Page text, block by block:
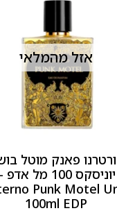
אזל מהמלאי
פאנק מוטל
יוניסקס 100 מל
Punk Motel
100ml EDP